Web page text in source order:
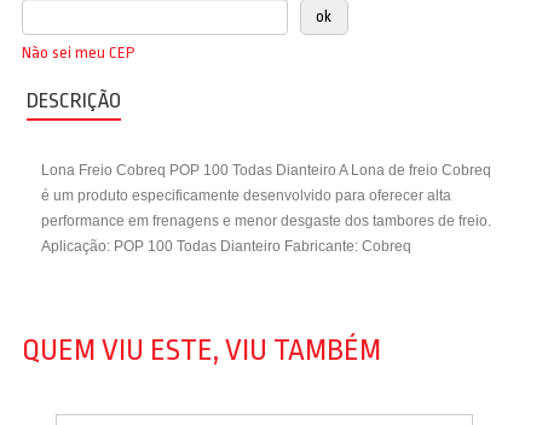
Não sei meu CEP
DESCRIÇÃO
Lona Freio Cobreq POP 100 Todas Dianteiro A Lona de freio Cobreq
é um produto especificamente desenvolvido para oferecer alta
performance em frenagens e menor desgaste dos tambores de freio.
Aplicação: POP 100 Todas Dianteiro Fabricante: Cobreq
QUEM VIU ESTE, VIU TAMBÉM